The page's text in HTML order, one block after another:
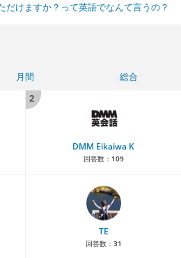
だけますか？って英語でなんて言うの？
月間
総合
2
DMM Eikaiwa K
回答数： 109
TE
回答数： 31